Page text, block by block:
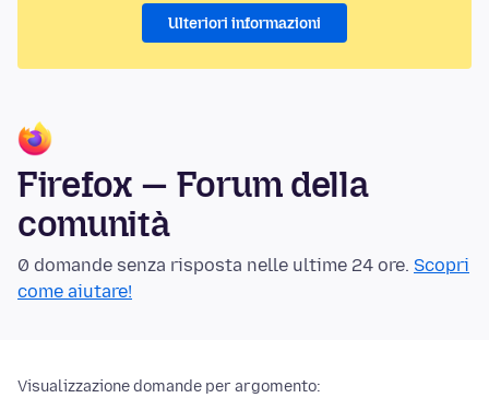
Ulteriori informazioni
Firefox — Forum della
comunità
0 domande senza risposta nelle ultime 24 ore. Scopri
come aiutare!
Visualizzazione domande per argomento: